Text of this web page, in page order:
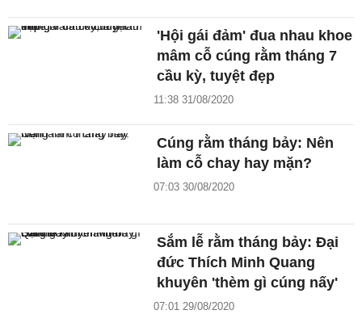
'Hội gái đảm' đua nhau khoe
mâm cỗ cúng rằm tháng 7
cầu kỳ, tuyệt đẹp
11:38 31/08/2020
Cúng rằm tháng bảy: Nên
làm cỗ chay hay mặn?
07:03 30/08/2020
Sắm lễ rằm tháng bảy: Đại
đức Thích Minh Quang
khuyên 'thèm gì cúng nấy'
07:01 29/08/2020